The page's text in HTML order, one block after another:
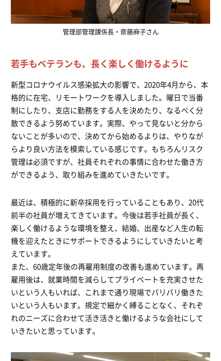
管理部管理課係長・齋藤麻子さん
若手もベテランも、長く楽しく働けるように
新型コロナウイルス感染拡大の影響で、2020年4月から、本
格的に在宅、リモートワークを導入しました。曜日で当番
制にしたり、支店に勤務をする人を決めたり、なるべく分
散できるよう努めています。実際、やって見ないと分から
ないことが多いので、決めてから始めるよりは、やりなが
らより良い方法を模索している感じです。もちろんリスク
管理は必須ですが、社員それぞれの事情に合わせた働き方
ができるよう、取り組みを進めていきたいです。
最近は、積極的に新卒採用を行っていることもあり、20代
前半の社員が増えてきています。今後は若手社員が長く、
楽しく働けるような環境を整え、結婚、出産など人生の転
機を迎えたときにサポートできるようにしていきたいと考
えています。
また、60歳定年後の再雇用制度の改善も進めています。再
雇用後は、就業時間を減らしてプライベートを充実させた
いという人もいれば、これまで通り現場でバリバリ働きた
いという人もいます。規定で細かく縛ることなく、それぞ
れのニーズに合わせて活き活きと働けるような会社にして
いきたいと思っています。